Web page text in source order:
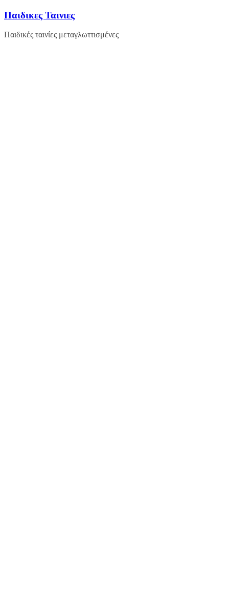
Μετάβαση
περιεχόμενο
Παιδικες Ταινιες
Παιδικές ταινίες μεταγλωττισμένες